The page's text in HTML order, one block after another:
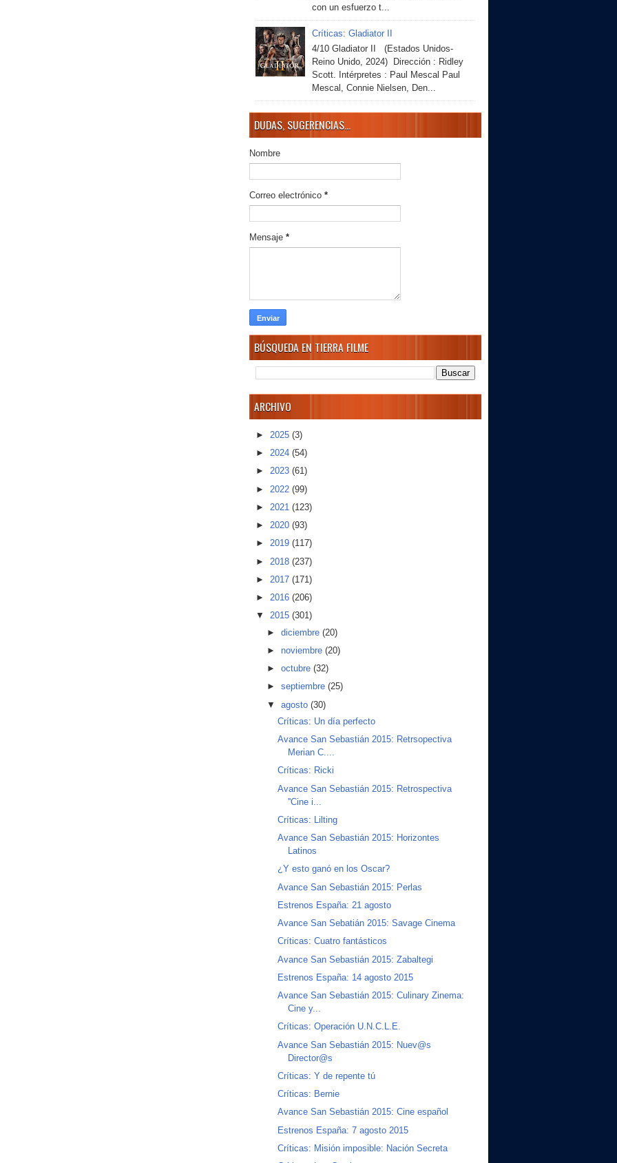
con un esfuerzo t...
Críticas: Gladiator II
4/10 Gladiator II (Estados Unidos-
Reino Unido, 2024) Dirección : Ridley
Scott. Intérpretes : Paul Mescal Paul
Mescal, Connie Nielsen, Den...
DUDAS, SUGERENCIAS...
Nombre
Correo electrónico *
Mensaje *
BÚSQUEDA EN TIERRA FILME
ARCHIVO
► 2025 (3)
► 2024 (54)
► 2023 (61)
► 2022 (99)
► 2021 (123)
► 2020 (93)
► 2019 (117)
► 2018 (237)
► 2017 (171)
► 2016 (206)
▼ 2015 (301)
► diciembre (20)
► noviembre (20)
► octubre (32)
► septiembre (25)
▼ agosto (30)
Críticas: Un día perfecto
Avance San Sebastián 2015: Retrsopectiva
Merian C....
Críticas: Ricki
Avance San Sebastián 2015: Retrospectiva
''Cine i...
Críticas: Lilting
Avance San Sebastián 2015: Horizontes
Latinos
¿Y esto ganó en los Oscar?
Avance San Sebastián 2015: Perlas
Estrenos España: 21 agosto
Avance San Sebatián 2015: Savage Cinema
Críticas: Cuatro fantásticos
Avance San Sebastián 2015: Zabaltegi
Estrenos España: 14 agosto 2015
Avance San Sebastián 2015: Culinary Zinema:
Cine y...
Críticas: Operación U.N.C.L.E.
Avance San Sebastián 2015: Nuev@s
Director@s
Críticas: Y de repente tú
Críticas: Bernie
Avance San Sebastián 2015: Cine español
Estrenos España: 7 agosto 2015
Críticas: Misión imposible: Nación Secreta